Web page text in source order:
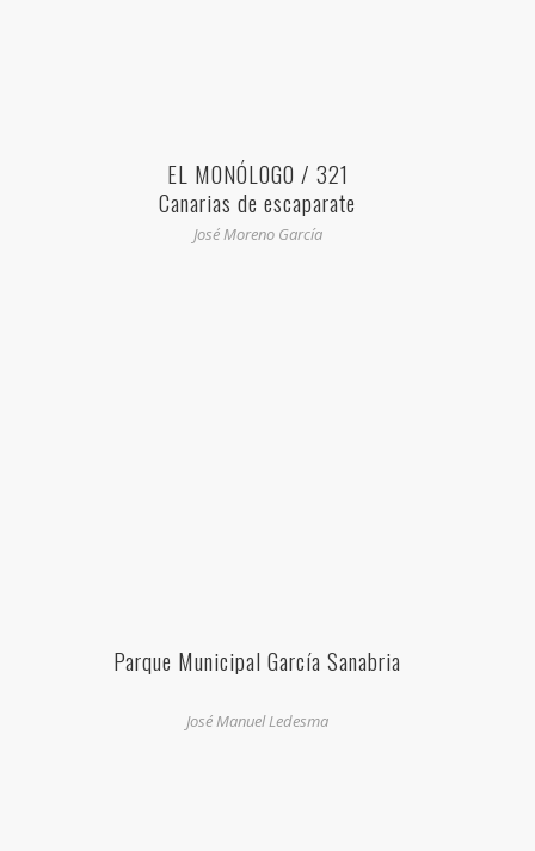
EL MONÓLOGO / 321
Canarias de escaparate
José Moreno García
Parque Municipal García Sanabria
José Manuel Ledesma